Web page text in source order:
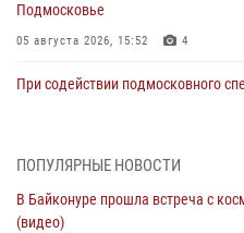
Подмосковье
05 августа 2026, 15:52 4
При содействии подмосковного
05 августа 2026, 15:48 1
Сотрудники спецподразделения
отработали навыки огневой
ПОПУЛЯРНЫЕ НОВОСТИ
В Байконуре прошла встреча с
(видео)